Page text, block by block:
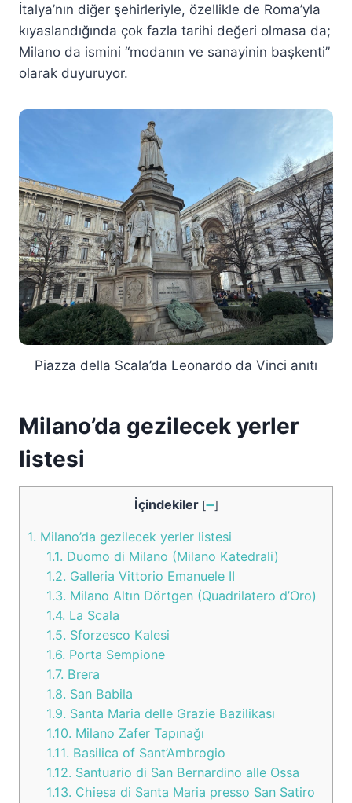
İtalya’nın diğer şehirleriyle, özellikle de Roma’yla
kıyaslandığında çok fazla tarihi değeri olmasa da;
Milano da ismini “modanın ve sanayinin başkenti”
olarak duyuruyor.
Piazza della Scala’da Leonardo da Vinci anıtı
Milano’da gezilecek yerler
listesi
İçindekiler [➖]
1. Milano’da gezilecek yerler listesi
1.1. Duomo di Milano (Milano Katedrali)
1.2. Galleria Vittorio Emanuele II
1.3. Milano Altın Dörtgen (Quadrilatero d’Oro)
1.4. La Scala
1.5. Sforzesco Kalesi
1.6. Porta Sempione
1.7. Brera
1.8. San Babila
1.9. Santa Maria delle Grazie Bazilikası
1.10. Milano Zafer Tapınağı
1.11. Basilica of Sant’Ambrogio
1.12. Santuario di San Bernardino alle Ossa
1.13. Chiesa di Santa Maria presso San Satiro